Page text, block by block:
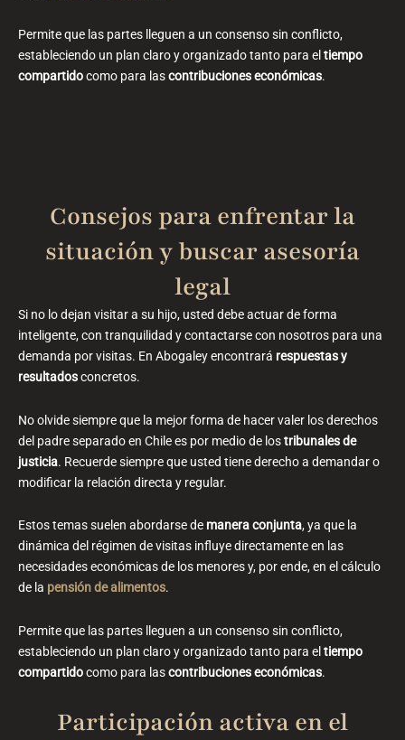
Permite que las partes lleguen a un consenso sin conflicto,
estableciendo un plan claro y organizado tanto para el tiempo
compartidocomo para lascontribuciones económicas.
Consejos para enfrentar la
situación y buscar asesoría
legal
Si no lo dejan visitar a su hijo, usted debe actuar de forma
inteligente, con tranquilidad y contactarse con nosotros para una
demanda por visitas. En Abogaley encontrará respuestas y
resultadosconcretos.
No olvide siempre que la mejor forma de hacer valer los derechos
del padre separado en Chile es por medio de lostribunales de
justicia. Recuerde siempre que usted tiene derecho a demandar o
modificar la relación directa y regular.
Estos temas suelen abordarse de manera conjunta, ya que la
dinámica del régimen de visitas influye directamente en las
necesidades económicas de los menores y, por ende, en el cálculo
de la pensión de alimentos.
Permite que las partes lleguen a un consenso sin conflicto,
estableciendo un plan claro y organizado tanto para el tiempo
compartidocomo para lascontribuciones económicas.
Participación activa en el